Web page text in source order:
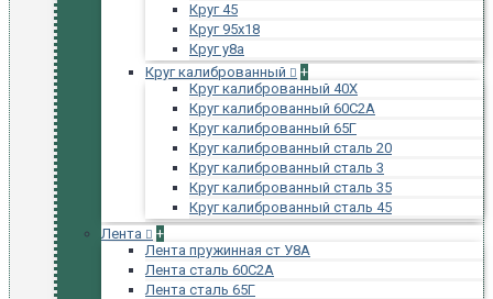
Круг 45
Круг 95х18
Круг у8а
Круг калиброванный
+
Круг калиброванный 40Х
Круг калиброванный 60С2А
Круг калиброванный 65Г
Круг калиброванный сталь 20
Круг калиброванный сталь 3
Круг калиброванный сталь 35
Круг калиброванный сталь 45
Лента
+
Лента пружинная ст У8А
Лента сталь 60С2А
Лента сталь 65Г